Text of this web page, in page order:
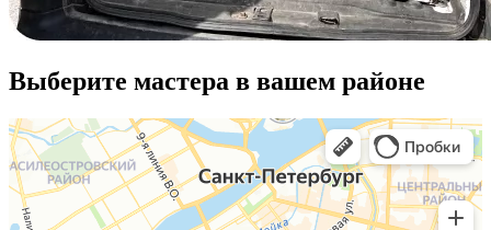
Выберите мастера в вашем районе